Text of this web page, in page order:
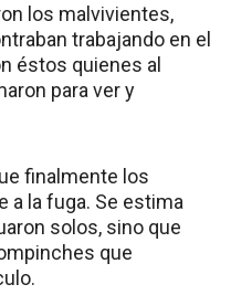
los malvivientes,
trabajando en el
éstos quienes al
para ver y
finalmente los
a la fuga. Se estima
solos, sino que
que